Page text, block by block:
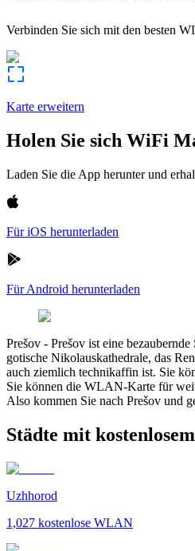
Verbinden Sie sich mit den besten
Karte erweitern
Holen Sie sich WiFi
Laden Sie die App herunter und
Für iOS herunterladen
Für Android herunterladen
Prešov - Prešov ist eine
gotische Nikolauskathedrale, das
auch ziemlich technikaffin ist. Sie
Sie können die WLAN-Karte für
Also kommen Sie nach Prešov und
Städte mit
Uzhhorod
1,027 kostenlose WLAN